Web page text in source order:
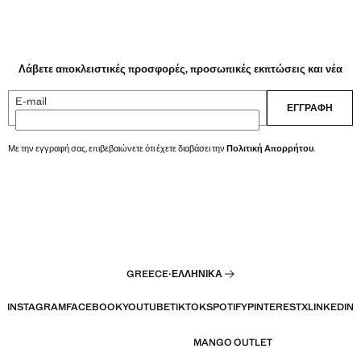
Λάβετε αποκλειστικές προσφορές, προσωπικές εκπτώσεις και νέα
E-mail ΕΓΓΡΑΦΉ
Με την εγγραφή σας, επιβεβαιώνετε ότι έχετε διαβάσει την Πολιτική Απορρήτου.
GREECE·ΕΛΛΗΝΙΚΆ
INSTAGRAMFACEBOOKYOUTUBETIKTOKSPOTIFYPINTERESTXLINKEDIN
MANGO OUTLET